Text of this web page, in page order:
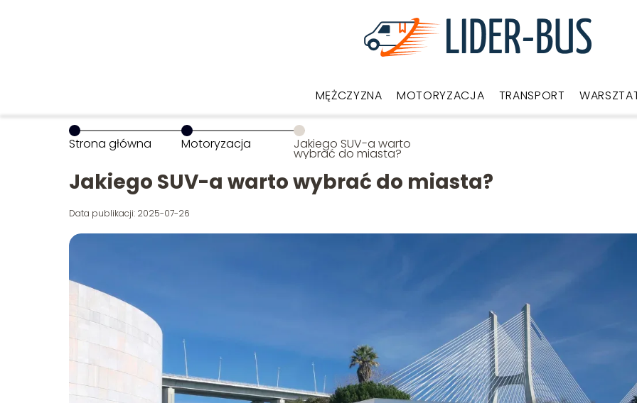
MĘŻCZYZNA MOTORYZACJA TRANSPORT
Strona główna Motoryzacja Jakiego SUV-a warto
wybrać do miasta?
Jakiego SUV-a warto wybrać do miasta?
Data publikacji: 2025-07-26